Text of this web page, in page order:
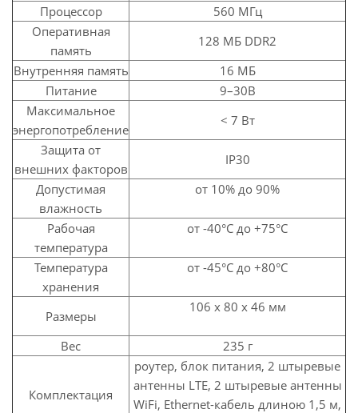
Процессор
560 МГц
Оперативная
память
128 МБ DDR2
Внутренняя память
16 МБ
Питание
9–30В
Максимальное
энергопотребление
< 7 Вт
Защита от
внешних факторов
IP30
Допустимая
влажность
от 10% до 90%
Рабочая
температура
от -40°С до +75°С
Температура
хранения
от -45°С до +80°С
Размеры
106 x 80 x 46 мм
Вес 235 г
Комплектация
роутер, блок питания, 2 штыревые
антенны LTE, 2 штыревые антенны
WiFi, Ethernet-кабель длиною 1,5 м,